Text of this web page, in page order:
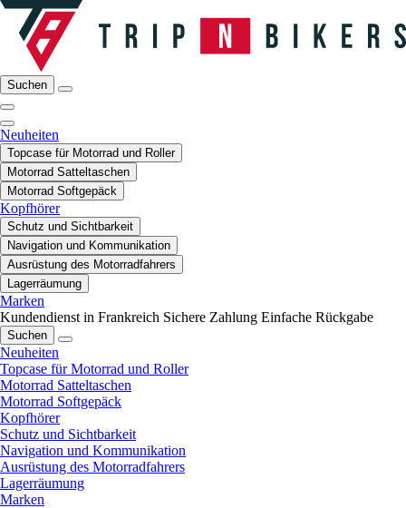
Suchen
Neuheiten
Topcase für Motorrad und Roller
Motorrad Satteltaschen
Motorrad Softgepäck
Kopfhörer
Schutz und Sichtbarkeit
Navigation und Kommunikation
Ausrüstung des Motorradfahrers
Lagerräumung
Marken
Kundendienst in Frankreich Sichere Zahlung Einfache Rückgabe
Suchen
Neuheiten
Topcase für Motorrad und Roller
Motorrad Satteltaschen
Motorrad Softgepäck
Kopfhörer
Schutz und Sichtbarkeit
Navigation und Kommunikation
Ausrüstung des Motorradfahrers
Lagerräumung
Marken